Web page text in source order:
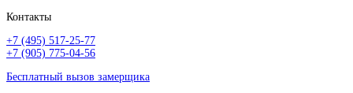
Контакты
+7 (495) 517-25-77
+7 (905) 775-04-56
Бесплатный вызов замерщика